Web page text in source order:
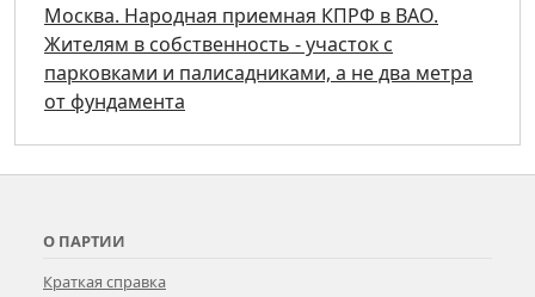
Москва. Народная приемная КПРФ в ВАО.
Жителям в собственность - участок с
парковками и палисадниками, а не два метра
от фундамента
О ПАРТИИ
Краткая справка